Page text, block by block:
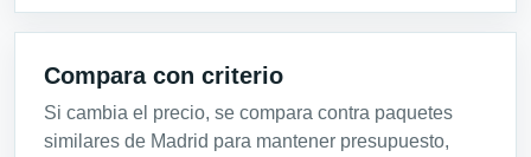
Compara con criterio
Si cambia el precio, se compara contra paquetes
similares de Madrid para mantener presupuesto,